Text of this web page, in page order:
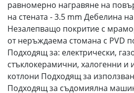
равномерно награвяне на
на стената - 3.5 mm Дебелина
Незалепващо покритие с
от неръждаема стомана с PVD
Подходящ за: електрически,
стъклокерамични, халогенни и
котлони Подходящ за
Подходящ за съдомиялна